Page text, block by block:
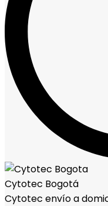
Cytotec Bogotá
Cytotec envío a